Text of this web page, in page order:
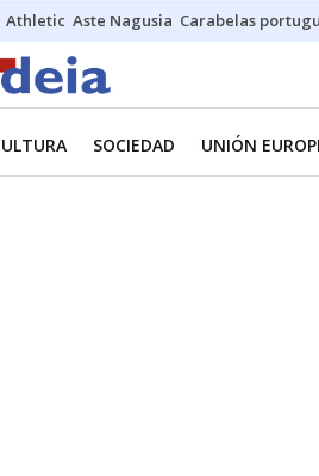
Athletic Aste Nagusia Carabelas
SOCIEDAD UNIÓN